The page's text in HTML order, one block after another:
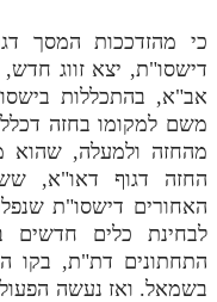
אתר הבית
לאתר ספר הרב
דף היומי בזוהר הקדוש
כי מהזדככות המסך
דישסו"ת, יצא זווג
אב"א, בהתכללות
משם למקומו בחזה
מהחזה ולמעלה, שהוא
החזה דגוף דאו"א,
האחורים דישסו"ת
לבחינת כלים חדשים
התחתונים דת"ת, בקו
בשמאל. ואז נעשה